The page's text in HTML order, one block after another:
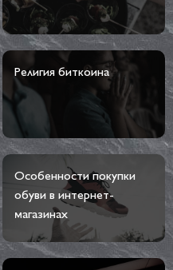
Религия биткоина
Особенности покупки
обуви в интернет-
магазинах